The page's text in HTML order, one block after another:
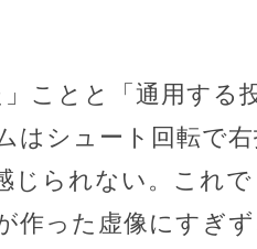
ことと「通用する
はシュート回転で
じられない。これ
作った虚像にすぎ